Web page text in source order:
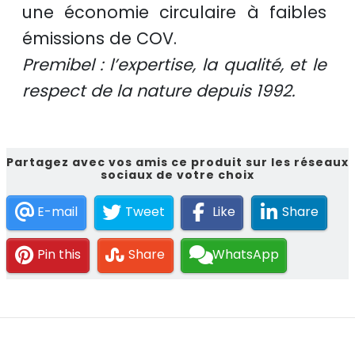
une économie circulaire à faibles
émissions de COV.
Premibel : l’expertise, la qualité, et le
respect de la nature depuis 1992.
Partagez avec vos amis ce produit sur les réseaux
sociaux de votre choix
E-mail Tweet Like Share
Pin this Share WhatsApp